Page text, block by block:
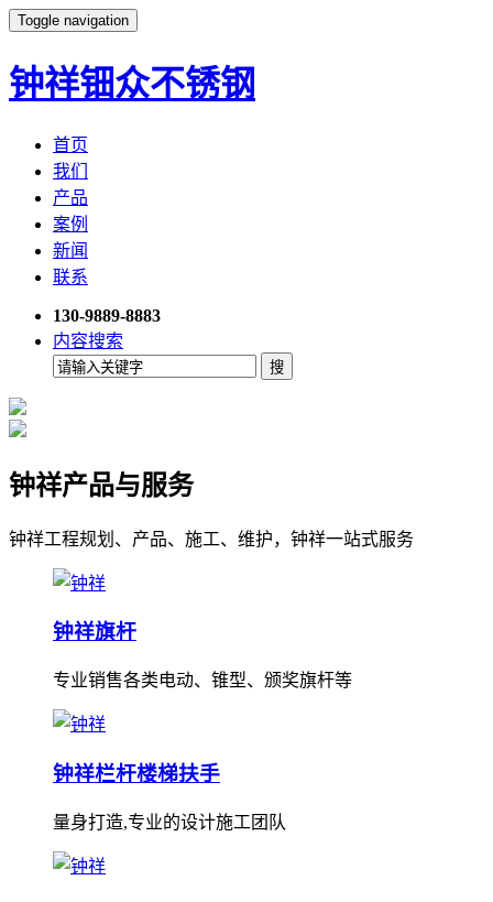
Toggle navigation
钟祥钿众不锈钢
首页
我们
产品
案例
新闻
联系
130-9889-8883
内容搜索
钟祥产品与服务
钟祥工程规划、产品、施工、维护，钟祥一站式服务
钟祥旗杆
专业销售各类电动、锥型、颁奖旗杆等
钟祥栏杆楼梯扶手
量身打造,专业的设计施工团队